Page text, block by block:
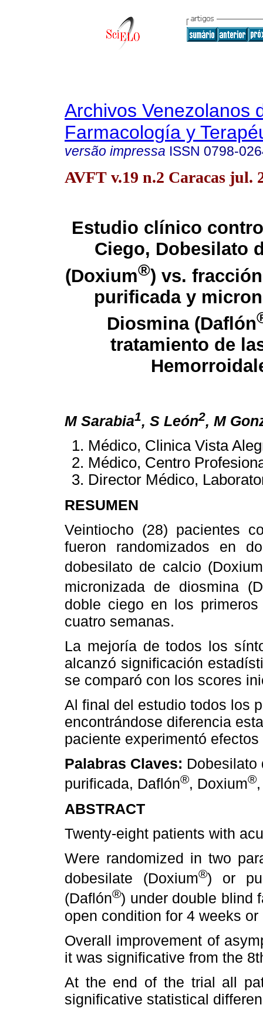
Archivos Venezolanos
Farmacología y
versão impressa ISSN 0798-
AVFT v.19 n.2 Caracas jul.
Estudio clínico
Ciego, Dobesilato
(Doxium®) vs.
purificada y
Diosmina (Daflón
tratamiento de
M Sarabia1, S León2, M
Médico, Clinica Vista
Médico, Centro
Director Médico,
RESUMEN
Veintiocho (28) pacientes
fueron randomizados en
dobesilato de calcio (Doxium
micronizada de diosmina
doble ciego en los
cuatro semanas.
La mejoría de todos los
alcanzó significación
se comparó con los scores
Al final del estudio todos los
encontrándose diferencia
paciente experimentó
Palabras Claves: Dobesilato
purificada, Daflón®, Doxium®
ABSTRACT
Twenty-eight patients with
Were randomized in two
dobesilate (Doxium®) or
(Daflón®) under double blind
open condition for 4 weeks or
Overall improvement of
it was significative from the
At the end of the trial all
significative statistical